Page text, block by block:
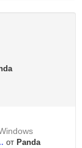
от Panda